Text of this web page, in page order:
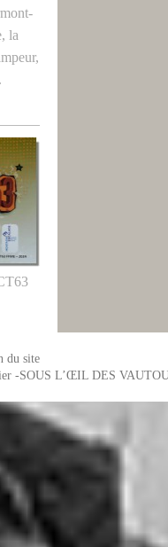
la
du site
-SOUS L’ŒIL DES